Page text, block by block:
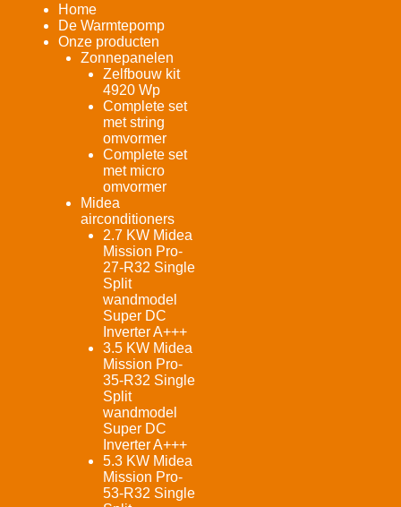
Home
De Warmtepomp
Onze producten
Zonnepanelen
Zelfbouw kit
4920 Wp
Complete set
met string
omvormer
Complete set
met micro
omvormer
Midea
airconditioners
2.7 KW Midea
Mission Pro-
27-R32 Single
Split
wandmodel
Super DC
Inverter A+++
3.5 KW Midea
Mission Pro-
35-R32 Single
Split
wandmodel
Super DC
Inverter A+++
5.3 KW Midea
Mission Pro-
53-R32 Single